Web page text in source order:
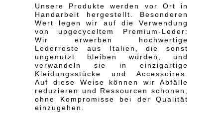
Unsere Produkte werden vor Ort in
Handarbeit hergestellt. Besonderen
Wert legen wir auf die Verwendung
von upgecyceltem Premium-Leder:
Wir erwerben hochwertige
Lederreste aus Italien, die sonst
ungenutzt bleiben würden, und
verwandeln sie in einzigartige
Kleidungsstücke und Accessoires.
Auf diese Weise können wir Abfälle
reduzieren und Ressourcen schonen,
ohne Kompromisse bei der Qualität
einzugehen.